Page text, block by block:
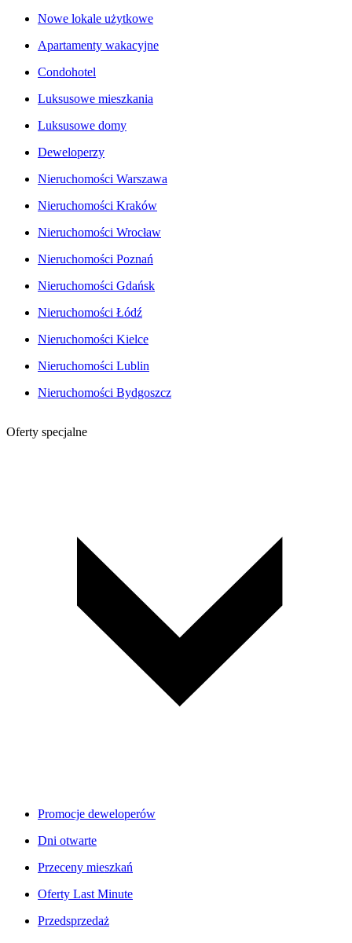
Nowe lokale użytkowe
Apartamenty wakacyjne
Condohotel
Luksusowe mieszkania
Luksusowe domy
Deweloperzy
Nieruchomości Warszawa
Nieruchomości Kraków
Nieruchomości Wrocław
Nieruchomości Poznań
Nieruchomości Gdańsk
Nieruchomości Łódź
Nieruchomości Kielce
Nieruchomości Lublin
Nieruchomości Bydgoszcz
Oferty specjalne
Promocje deweloperów
Dni otwarte
Przeceny mieszkań
Oferty Last Minute
Przedsprzedaż